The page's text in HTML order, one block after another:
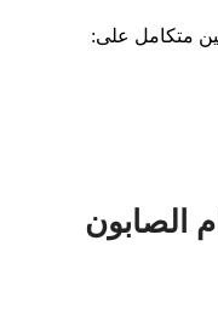
متكامل على:
الصابون